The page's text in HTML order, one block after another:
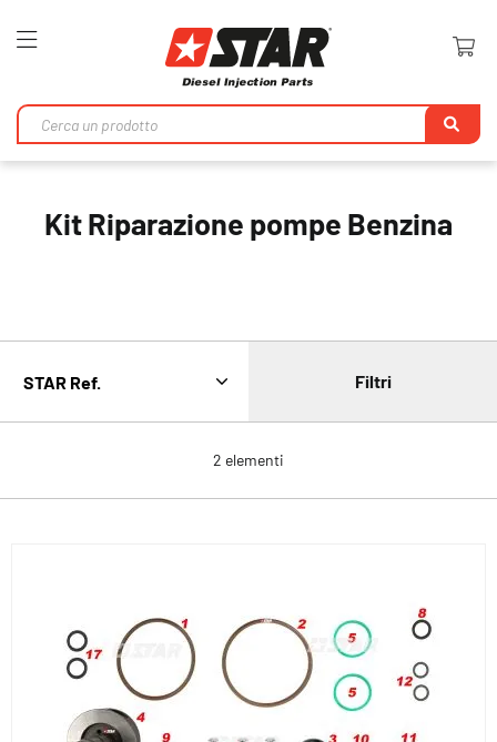
Toggle
Kit Riparazione pompe Benzina
2 elementi
Filtri